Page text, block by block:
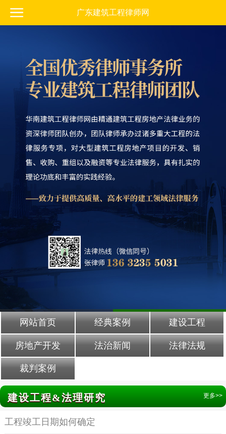
广东建筑工程律师网
网站首页 经典案例 建设工程
房地产开发 法治新闻 法律法规
裁判案例
建设工程&法理研究 更多>>
工程竣工日期如何确定